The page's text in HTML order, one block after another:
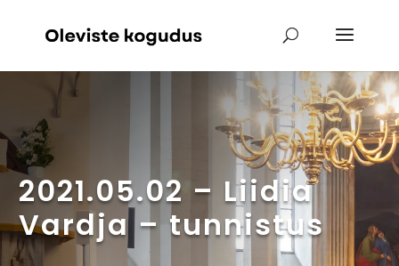
2021.05.02 – Liidia
Vardja – tunnistus